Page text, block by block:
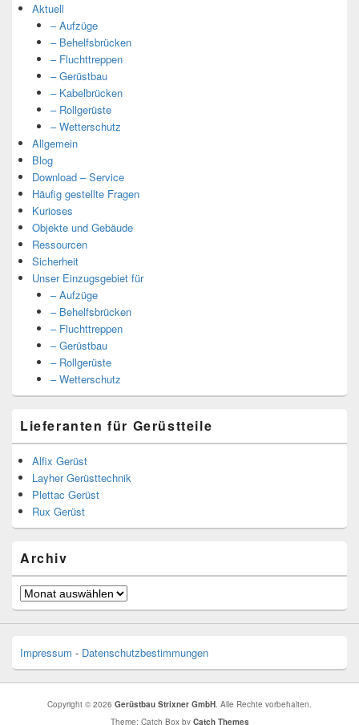
Aktuell
– Aufzüge
– Behelfsbrücken
– Fluchttreppen
– Gerüstbau
– Kabelbrücken
– Rollgerüste
– Wetterschutz
Allgemein
Blog
Download – Service
Häufig gestellte Fragen
Kurioses
Objekte und Gebäude
Ressourcen
Sicherheit
Unser Einzugsgebiet für
– Aufzüge
– Behelfsbrücken
– Fluchttreppen
– Gerüstbau
– Rollgerüste
– Wetterschutz
Lieferanten für Gerüstteile
Alfix Gerüst
Layher Gerüsttechnik
Plettac Gerüst
Rux Gerüst
Archiv
Archiv
Impressum - Datenschutzbestimmungen
Copyright © 2026 Gerüstbau Strixner GmbH. Alle Rechte vorbehalten.
Theme: Catch Box by Catch Themes